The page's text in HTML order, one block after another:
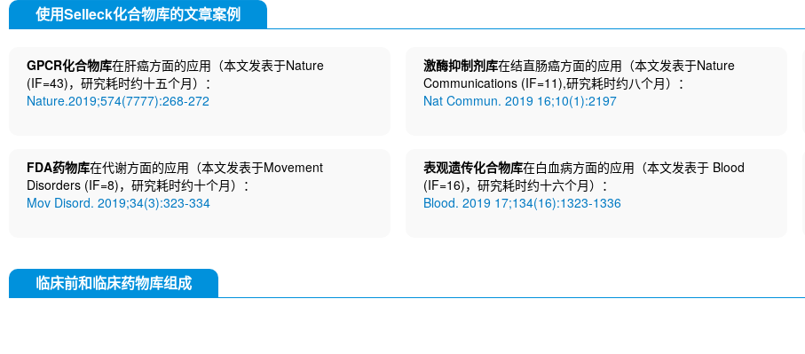
使用Selleck化合物库的文章案例
GPCR化合物库在肝癌方面的应用（本文发表于Nature
(IF=43)，研究耗时约十五个月）：
Nature.2019;574(7777):268-272
激酶抑制剂库在结直肠癌方面的应用（本文发表于Nature
Communications (IF=11),研究耗时约八个月）：
Nat Commun. 2019 16;10(1):2197
FDA药物库在代谢方面的应用（本文发表于Movement
Disorders (IF=8)，研究耗时约十个月）：
Mov Disord. 2019;34(3):323-334
表观遗传化合物库在白血病方面的应用（本文发表于 Blood
(IF=16)，研究耗时约十六个月）：
Blood. 2019 17;134(16):1323-1336
临床前和临床药物库组成